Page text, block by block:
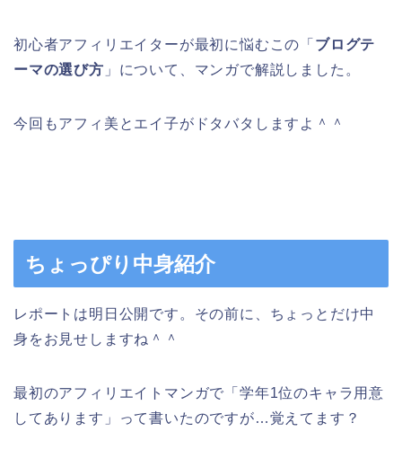
初心者アフィリエイターが最初に悩むこの「 ブログテ
ーマの選び方 」について、マンガで解説しました。
今回もアフィ美とエイ子がドタバタしますよ＾＾
ちょっぴり中身紹介
レポートは明日公開です。その前に、ちょっとだけ中
身をお見せしますね＾＾
最初のアフィリエイトマンガで「学年1位のキャラ用意
してあります」って書いたのですが…覚えてます？